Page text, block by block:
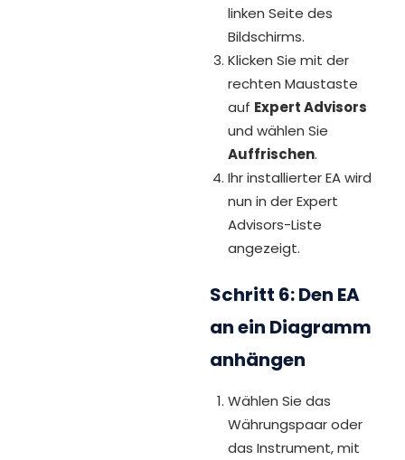
linken Seite des
Bildschirms.
Klicken Sie mit der
rechten Maustaste
auf Expert Advisors
und wählen Sie
Auffrischen.
Ihr installierter EA wird
nun in der Expert
Advisors-Liste
angezeigt.
Schritt 6: Den EA
an ein Diagramm
anhängen
Wählen Sie das
Währungspaar oder
das Instrument, mit